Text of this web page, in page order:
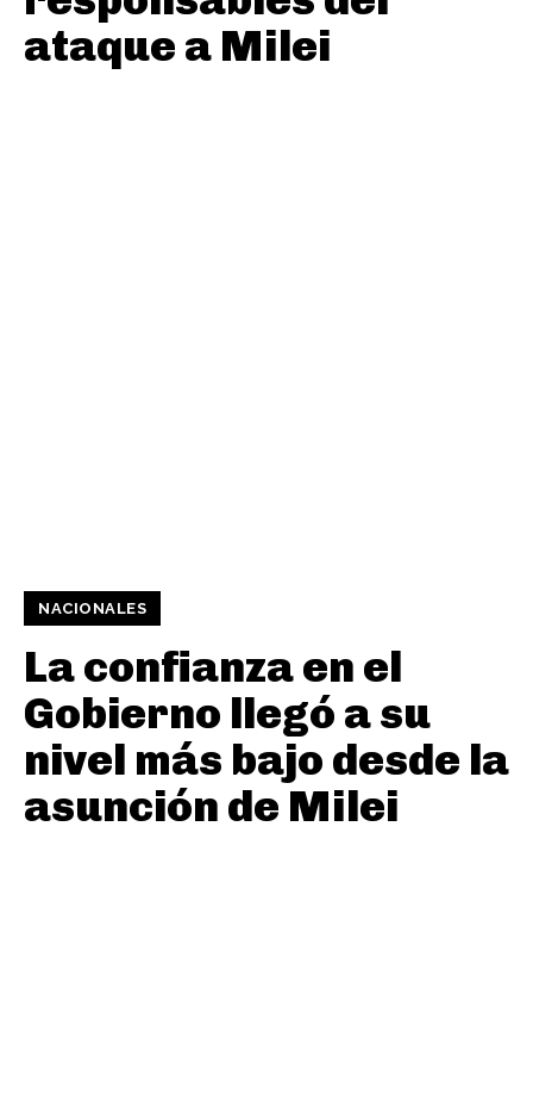
ataque a Milei
NACIONALES
La confianza en el
Gobierno llegó a su
nivel más bajo desde la
asunción de Milei